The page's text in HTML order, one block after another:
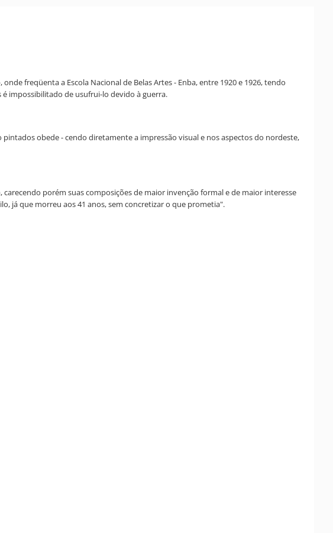
freqüenta a Escola Nacional de Belas Artes - Enba, entre 1920 e 1926, tendo
é impossibilitado de usufrui-lo devido à guerra.
obede - cendo diretamente a impressão visual e nos aspectos do nordeste,
porém suas composições de maior invenção formal e de maior interesse
já que morreu aos 41 anos, sem concretizar o que prometia".